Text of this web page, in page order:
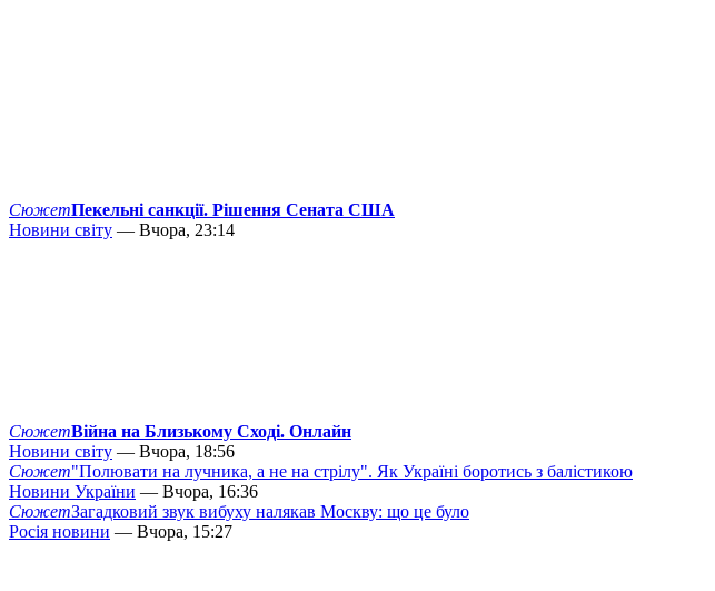
СюжетПекельні санкції. Рішення Сената США
Новини світу — Вчора, 23:14
СюжетВійна на Близькому Сході. Онлайн
Новини світу — Вчора, 18:56
Сюжет"Полювати на лучника, а не на стрілу". Як Україні боротись з балістикою
Новини України — Вчора, 16:36
СюжетЗагадковий звук вибуху налякав Москву: що це було
Росія новини — Вчора, 15:27